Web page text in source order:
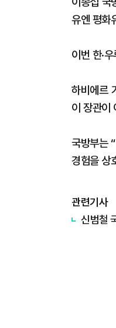
유엔 평화
이번 한·
하비에르
이 장관이
국방부는
경험을 상
관련기사
신범철